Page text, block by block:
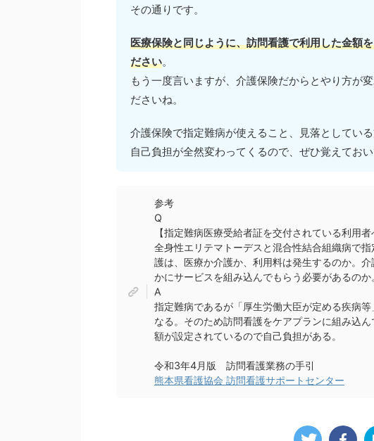
その通りです。
医療保険と同じように、訪問看護で利用した金額
ださい。
もう一度言いますが、介護保険だからとやり方が
ださいね。
介護保険で指定難病が使えること、見落としてい
自己負担が全然変わってくるので、ぜひ覚えておい
参考
Q
【指定難病医療受給者証を交付されている利用者
全身性エリテマトーデスと混合性結合組織病で
護は、医療か介護か、利用料は発生するのか。
かにサービスを組み込んでもらう必要があるのか
A
指定難病であるが「厚生労働大臣が定める疾病
なる。そのため訪問看護をケアプランに組み込
額が設定されているので自己負担がある。
令和3年4月版 訪問看護業務の手引
熊本県看護協会 訪問看護サポートセンター